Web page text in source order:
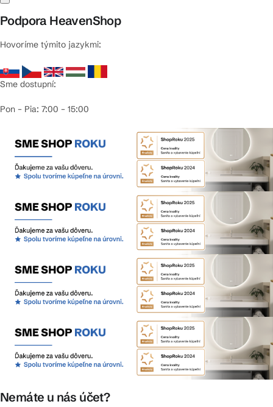
Podpora HeavenShop
Hovoríme týmito jazykmi:
Sme dostupní:
Pon – Pia: 7:00 – 15:00
Nemáte u nás účet?